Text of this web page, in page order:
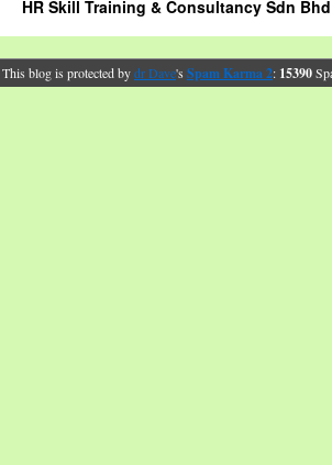
HR Skill Training & Consultancy Sdn Bhd
This blog is protected bydr Dave's Spam Karma 2: 15390